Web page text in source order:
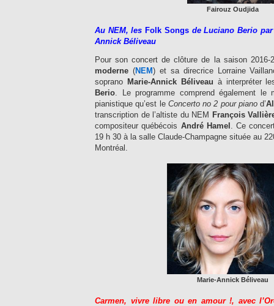
Fairouz Oudjida
Au NEM, lesFolk Songsde Luciano Berio par
Annick Béliveau
Pour son concert de clôture de la saison
moderne (NEM) et sa direcrice Lorraine
soprano Marie-Annick Béliveau à interpréter
Berio . Le programme comprend également le
pianistique qu’est le Concerto no 2 pour pianod’
transcription de l’altiste du NEM François
compositeur québécois André Hamel . Ce
19 h 30 à la salle Claude-Champagne située au
Montréal.
Marie-Annick Béliveau
Carmen, vivre libre ou en amour !, avec